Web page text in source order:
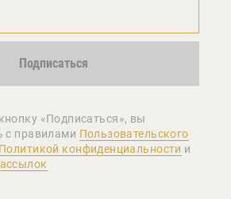
Подписаться
«Подписаться», вы
с правилами Пользовательского
Политикой конфиденциальности и